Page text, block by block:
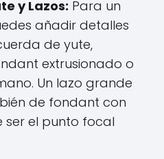
y Lazos: Para un
añadir detalles
de yute,
extrusionado o
Un lazo grande
de fondant con
ser el punto focal